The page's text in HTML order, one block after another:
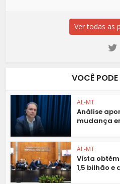
Ver todas as
VOCÊ
AL-MT
Análise
mudança
AL-MT
Vista
1,5 bilhão e